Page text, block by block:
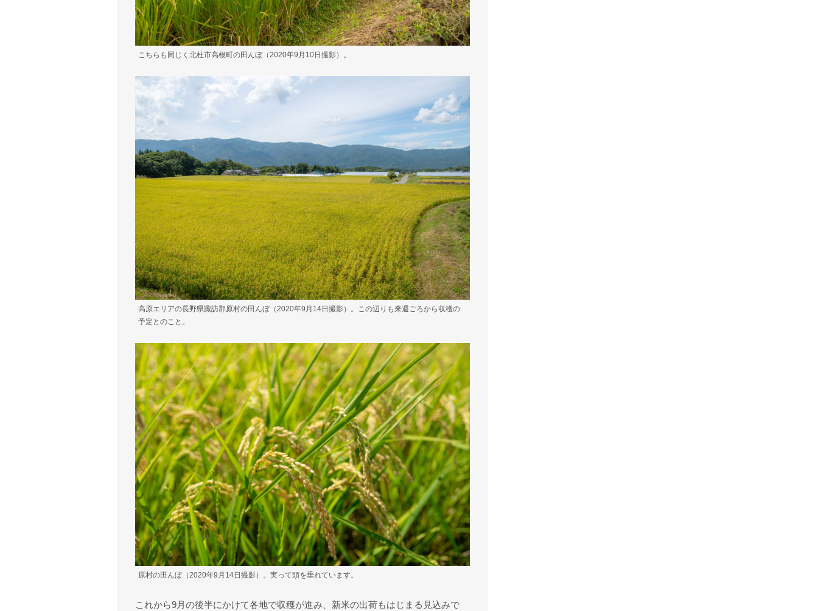
こちらも同じく北杜市高根町の田んぼ（2020年9月10日撮影）。
高原エリアの長野県諏訪郡原村の田んぼ（2020年9月14日撮影）。この辺りも来週ごろから収穫の
予定とのこと。
原村の田んぼ（2020年9月14日撮影）。実って頭を垂れています。
これから9月の後半にかけて各地で収穫が進み、新米の出荷もはじまる見込みで